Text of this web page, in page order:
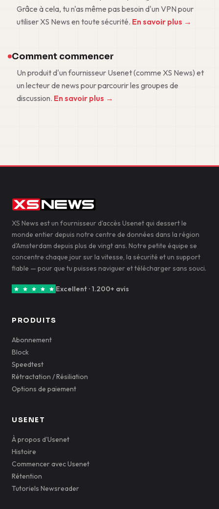
Grâce à cela, tu n'as même pas besoin d'un VPN pour
utiliser XS News en toute sécurité. En savoir plus →
Comment commencer
Un produit d'un fournisseur Usenet (comme XS News) et
un lecteur de news pour parcourir les groupes de
discussion. En savoir plus →
XS News est un fournisseur d'accès Usenet qui dessert le
monde entier depuis notre centre de données dans la région
d'Amsterdam depuis plus de vingt ans. Notre petite équipe se
concentre chaque jour sur la vitesse, la sécurité et un support
fiable — pour que tu puisses naviguer et télécharger sans souci.
Excellent · 1.200+ avis
PRODUITS
Abonnement
Block
Speedtest
Rétractation / Résiliation
Options de paiement
USENET
À propos d'Usenet
Histoire
Commencer avec Usenet
Rétention
Tutoriels Newsreader